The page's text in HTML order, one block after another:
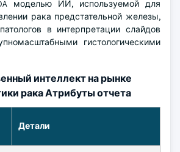
моделью ИИ, используемой для
рака предстательной железы,
в интерпретации слайдов
гистологическими
интеллект на рынке
рака Атрибуты отчета
Детали